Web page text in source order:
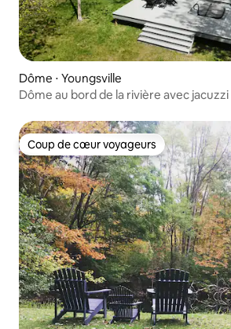
Dôme ⋅ Youngsville
Dôme au bord de la rivière avec jacuzzi
Coup de cœur voyageurs
Coup de cœur voyageurs